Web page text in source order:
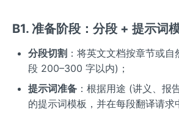
B1. 准备阶段：分段 + 提示词
分段切割 ：将英文文档按章节或
段 200–300 字以内)；
提示词准备：根据用途 (讲义、报
的提示词模板，并在每段翻译请求